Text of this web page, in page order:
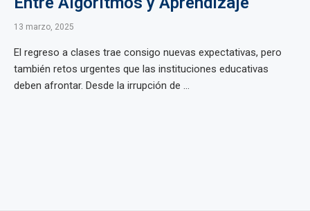
13 marzo, 2025
El regreso a clases trae consigo nuevas expectativas, pero
también retos urgentes que las instituciones educativas
deben afrontar. Desde la irrupción de ...